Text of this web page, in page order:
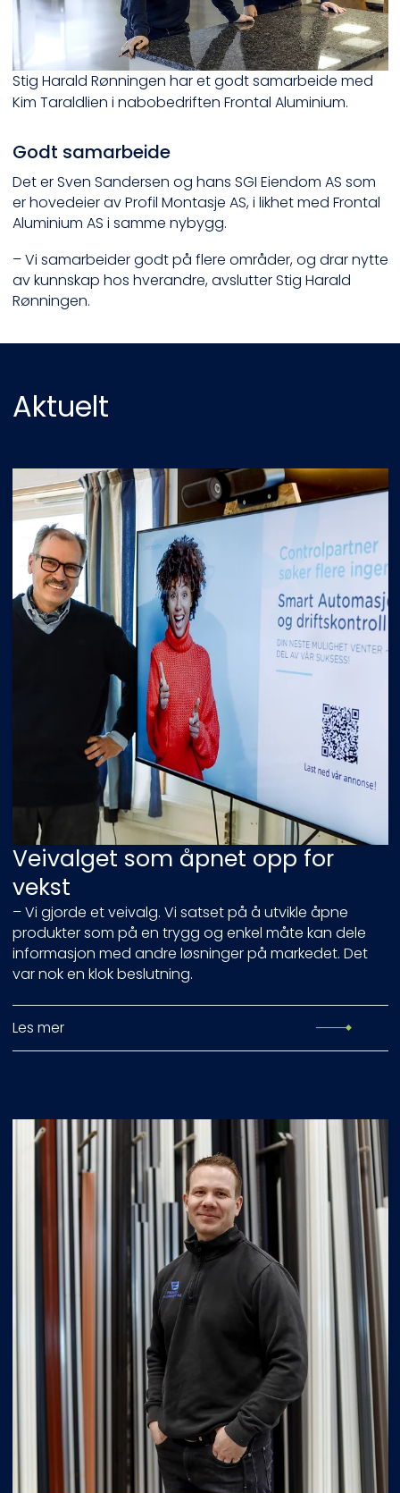
Stig Harald Rønningen har et godt samarbeide med
Kim Taraldlien i nabobedriften Frontal Aluminium.
Godt samarbeide
Det er Sven Sandersen og hans SGI Eiendom AS som
er hovedeier av Profil Montasje AS, i likhet med Frontal
Aluminium AS i samme nybygg.
– Vi samarbeider godt på flere områder, og drar nytte
av kunnskap hos hverandre, avslutter Stig Harald
Rønningen.
Aktuelt
Veivalget som åpnet opp for
vekst
– Vi gjorde et veivalg. Vi satset på å utvikle åpne
produkter som på en trygg og enkel måte kan dele
informasjon med andre løsninger på markedet. Det
var nok en klok beslutning.
Les mer